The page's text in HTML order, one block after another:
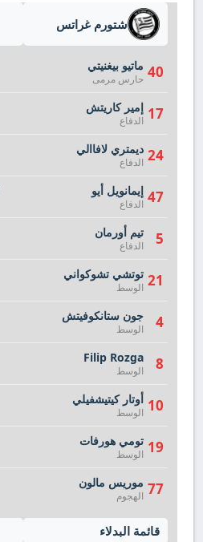
شتورم غراتس
40 ماتيو بيغنيتي
حارس مرمى
17 إمير كاريتش
الدفاع
24 ديمتري لافاالي
الدفاع
47 إيمانويل أيو
الدفاع
5 تيم أورمان
الدفاع
21 توتشي تشوكواني
الوسط
4 جون ستانكوفيتش
الوسط
8
Filip Rozga
الوسط
10 أوتار كيتيشفيلي
الوسط
19 تومي هورفات
الوسط
77 موريس مالون
الهجوم
قائمة البدلاء